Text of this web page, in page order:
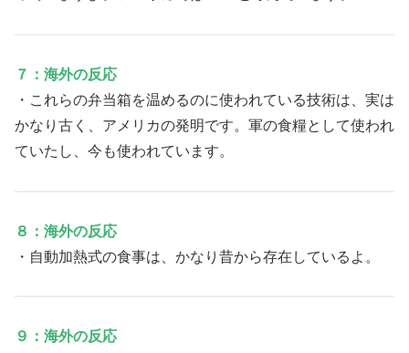
７：海外の反応
・これらの弁当箱を温めるのに使われている技術は、実は
かなり古く、アメリカの発明です。軍の食糧として使われ
ていたし、今も使われています。
８：海外の反応
・自動加熱式の食事は、かなり昔から存在しているよ。
９：海外の反応